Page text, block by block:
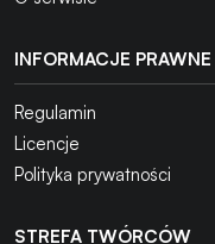
INFORMACJE PRAWNE
Regulamin
Licencje
Polityka prywatności
STREFA TWÓRCÓW